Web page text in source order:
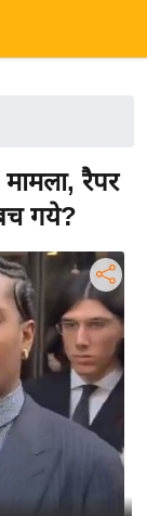
रैपर
गये?